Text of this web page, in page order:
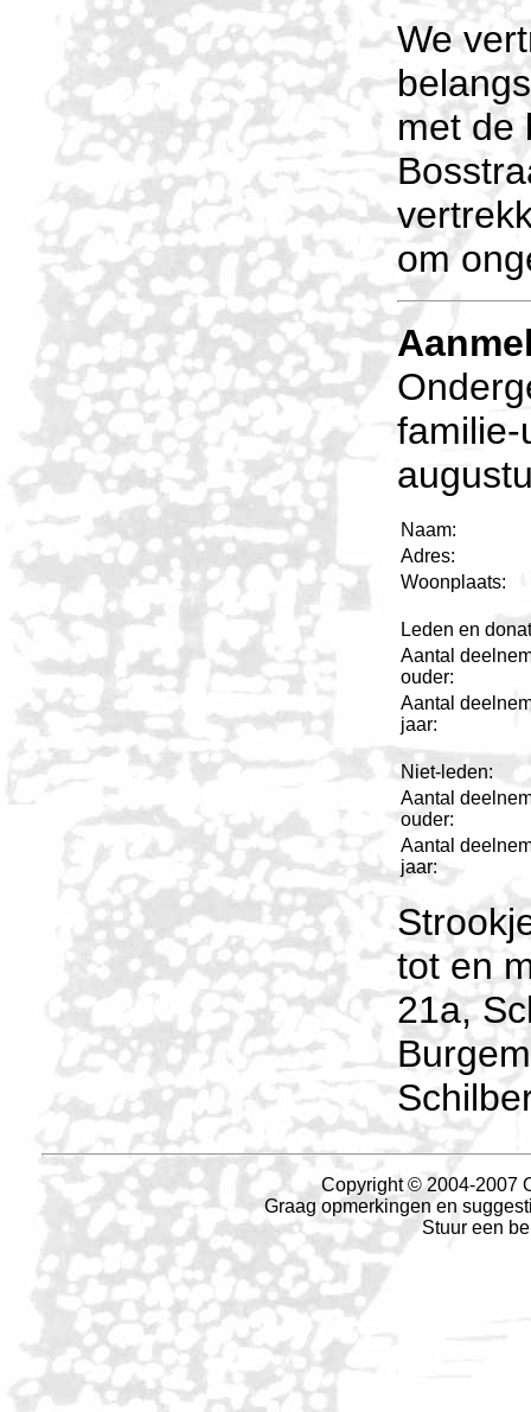
We
met de
om
familie-
Naam:
Adres:
Woonplaats:
Leden en
Aantal
ouder:
Aantal
jaar:
Niet-leden:
Aantal
ouder:
Aantal
jaar:
tot en
21a,
Copyright © 2004-2007
Graag opmerkingen en
Stuur een